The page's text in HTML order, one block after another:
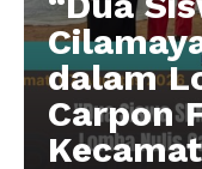
dalam
Carpon